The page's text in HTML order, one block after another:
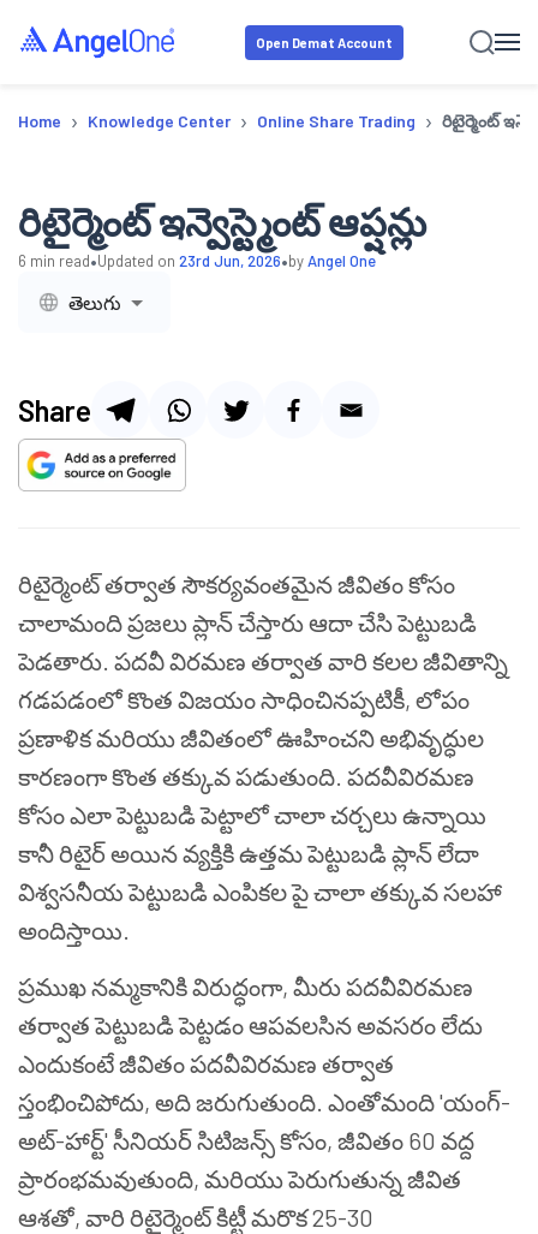
Open Demat Account
Home › Knowledge Center › Online Share Trading › రిటైర్మెంట్
రిటైర్మెంట్ ఇన్వెస్ట్మెంట్ ఆప్షన్లు
6 min read•Updated on 23rd Jun, 2026•byAngel One
తెలుగు
Share
రిటైర్మెంట్ తర్వాత సౌకర్యవంతమైన జీవితం కోసం
చాలామంది ప్రజలు ప్లాన్ చేస్తారు ఆదా చేసి పెట్టుబడి
పెడతారు. పదవీ విరమణ తర్వాత వారి కలల జీవితాన్ని
గడపడంలో కొంత విజయం సాధించినప్పటికీ, లోపం
ప్రణాళిక మరియు జీవితంలో ఊహించని అభివృద్ధుల
కారణంగా కొంత తక్కువ పడుతుంది. పదవీవిరమణ
కోసం ఎలా పెట్టుబడి పెట్టాలో చాలా చర్చలు ఉన్నాయి
కానీ రిటైర్ అయిన వ్యక్తికి ఉత్తమ పెట్టుబడి ప్లాన్ లేదా
విశ్వసనీయ పెట్టుబడి ఎంపికల పై చాలా తక్కువ సలహా
అందిస్తాయి.
ప్రముఖ నమ్మకానికి విరుద్ధంగా, మీరు పదవీవిరమణ
తర్వాత పెట్టుబడి పెట్టడం ఆపవలసిన అవసరం లేదు
ఎందుకంటే జీవితం పదవీవిరమణ తర్వాత
స్తంభించిపోదు, అది జరుగుతుంది. ఎంతోమంది 'యంగ్-
అట్-హార్ట్' సీనియర్ సిటిజన్స్ కోసం, జీవితం 60 వద్ద
ప్రారంభమవుతుంది, మరియు పెరుగుతున్న జీవిత
ఆశతో, వారి రిటైర్మెంట్ కిట్టీ మరొక 25-30